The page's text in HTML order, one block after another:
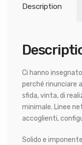
Description
Ci hanno
perché rinunciare
sfida, vinta, di
minimale. Linee
accoglienti,
Solido e